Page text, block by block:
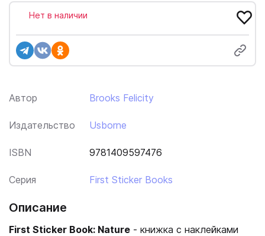
Автор Brooks Felicity
Издательство Usborne
ISBN 9781409597476
Серия First Sticker Books
Нет в наличии
Описание
First Sticker Book: Nature - книжка с наклейками